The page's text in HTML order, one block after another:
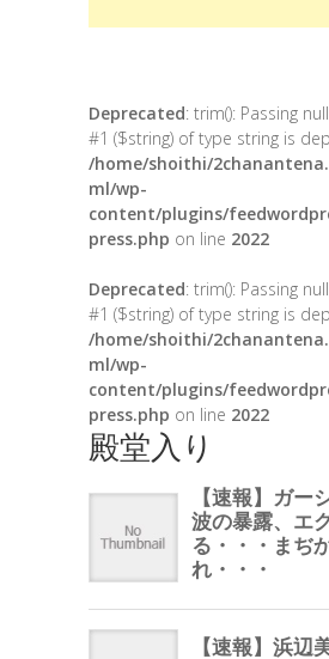
Deprecated: trim(): Passing
#1 ($string) of type string is
/home/shoithi/
ml/wp-
content/plugins/
press.php on line 2022
Deprecated: trim(): Passing
#1 ($string) of type string is
/home/shoithi/
ml/wp-
content/plugins/
press.php on line 2022
殿堂入り